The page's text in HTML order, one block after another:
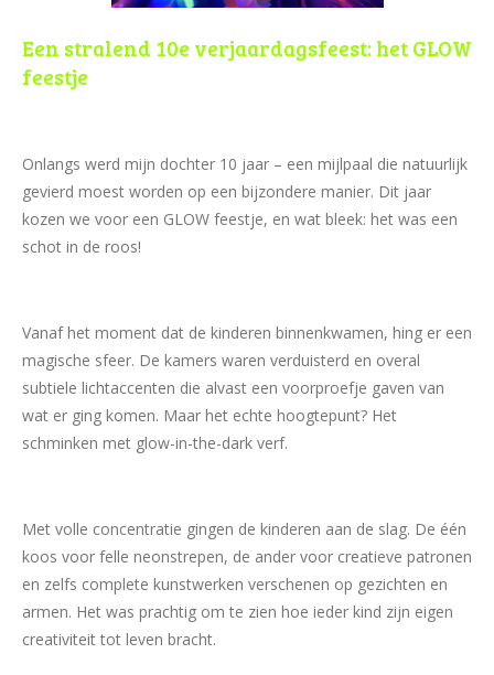
Een stralend 10e verjaardagsfeest: het GLOW
feestje
Onlangs werd mijn dochter 10 jaar – een mijlpaal die natuurlijk
gevierd moest worden op een bijzondere manier. Dit jaar
kozen we voor een GLOW feestje, en wat bleek: het was een
schot in de roos!
Vanaf het moment dat de kinderen binnenkwamen, hing er een
magische sfeer. De kamers waren verduisterd en overal
subtiele lichtaccenten die alvast een voorproefje gaven van
wat er ging komen. Maar het echte hoogtepunt? Het
schminken met glow-in-the-dark verf.
Met volle concentratie gingen de kinderen aan de slag. De één
koos voor felle neonstrepen, de ander voor creatieve patronen
en zelfs complete kunstwerken verschenen op gezichten en
armen. Het was prachtig om te zien hoe ieder kind zijn eigen
creativiteit tot leven bracht.